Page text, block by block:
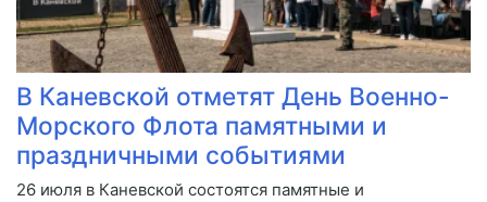
В Каневской отметят День Военно-
Морского Флота памятными и
праздничными событиями
26 июля в Каневской состоятся памятные и